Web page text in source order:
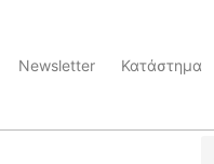
Newsletter Κατάστημα